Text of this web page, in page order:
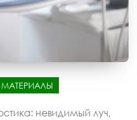
невидимый луч,